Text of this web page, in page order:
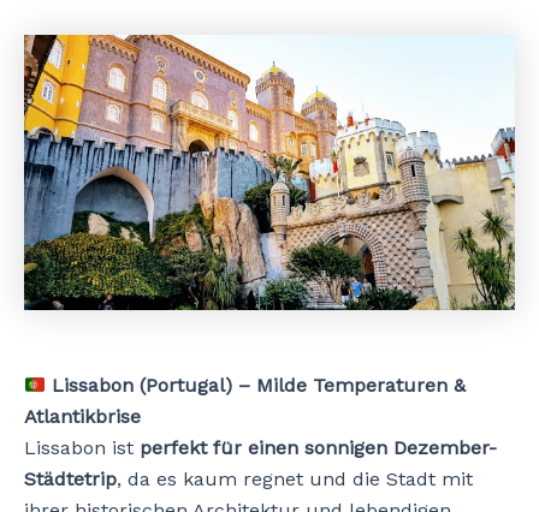
Lissabon (Portugal) – Milde Temperaturen &
Atlantikbrise
Lissabon ist perfekt für einen sonnigen Dezember-
Städtetrip, da es kaum regnet und die Stadt mit